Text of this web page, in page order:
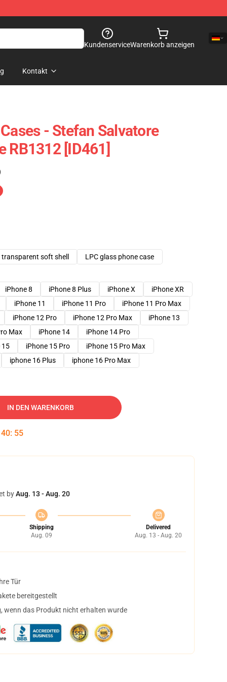
KundenserviceWarenkorb anzeigen
Kontakt
- Stefan Salvatore
RB1312 [ID461]
transparent soft shell
LPC glass phone case
iPhone 8 iPhone 8 Plus iPhone X
iPhone XR
iPhone 11 iPhone 11 Pro
iPhone 11 Pro Max
iPhone 12 Pro iPhone 12 Pro Max
iPhone 13
Max iPhone 14
iPhone 14 Pro
15 iPhone 15 Pro
iPhone 15 Pro Max
iphone 16 Plus iphone 16 Pro Max
IN DEN WARENKORB
40: 54
byAug. 13 - Aug. 20
Shipping
Aug. 09
Delivered
Aug. 13 - Aug. 20
Tür
bereitgestellt
wenn das Produkt nicht erhalten wurde